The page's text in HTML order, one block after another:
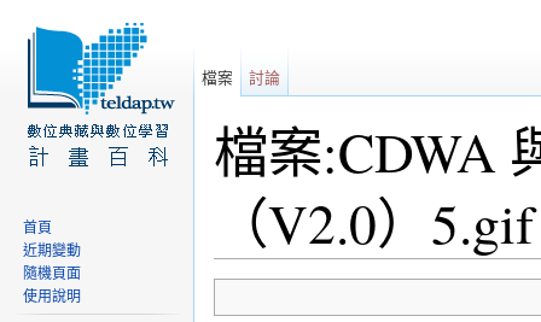
檔案:CDWA
（V2.0）5.gif
檔案 討論
首頁
近期變動
隨機頁面
使用說明